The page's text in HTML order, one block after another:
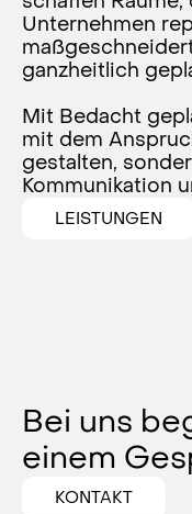
Unternehmen
ganzheitlich
Mit Bedacht
mit dem
gestalten,
Kommunikation
LEISTUNGEN
Bei uns
einem
KONTAKT